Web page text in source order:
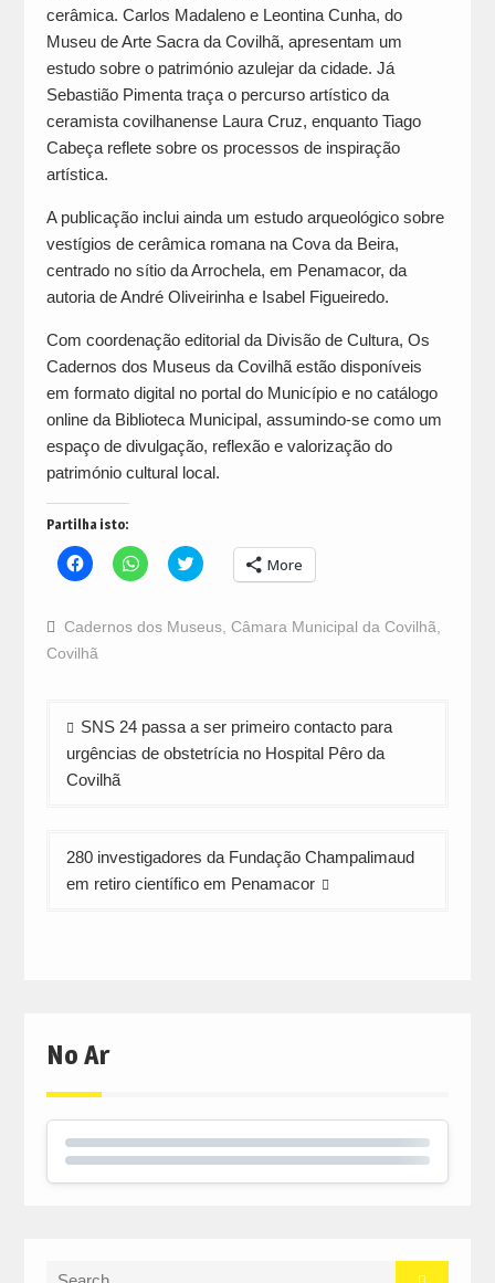
cerâmica. Carlos Madaleno e Leontina Cunha, do
Museu de Arte Sacra da Covilhã, apresentam um
estudo sobre o património azulejar da cidade. Já
Sebastião Pimenta traça o percurso artístico da
ceramista covilhanense Laura Cruz, enquanto Tiago
Cabeça reflete sobre os processos de inspiração
artística.
A publicação inclui ainda um estudo arqueológico sobre
vestígios de cerâmica romana na Cova da Beira,
centrado no sítio da Arrochela, em Penamacor, da
autoria de André Oliveirinha e Isabel Figueiredo.
Com coordenação editorial da Divisão de Cultura, Os
Cadernos dos Museus da Covilhã estão disponíveis
em formato digital no portal do Município e no catálogo
online da Biblioteca Municipal, assumindo-se como um
espaço de divulgação, reflexão e valorização do
património cultural local.
Partilha isto:
Click
to
Facebook
(Opens
in
new
Click
to
WhatsApp
(Opens
Click
to
Twitter
(Opens
More
Cadernos dos Museus, Câmara Municipal da Covilhã
Covilhã
Navegação
de
artigos
SNS 24 passa a ser primeiro contacto para
urgências de obstetrícia no Hospital Pêro da
Covilhã
280 investigadores da Fundação Champalimaud
em retiro científico em Penamacor
No Ar
Search